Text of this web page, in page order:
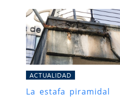
ACTUALIDAD
La estafa piramidal